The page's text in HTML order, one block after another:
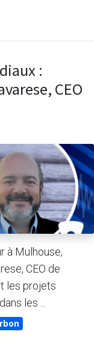
:
CEO
à Mulhouse,
CEO de
les projets
les ...